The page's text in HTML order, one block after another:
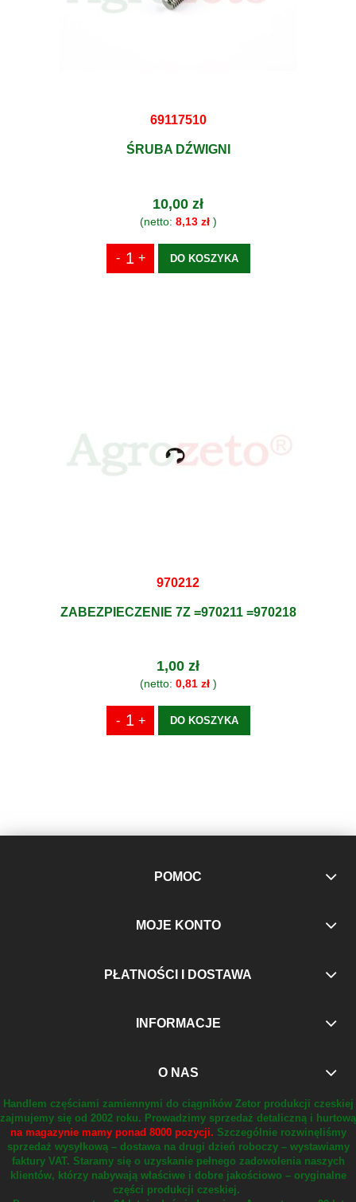
69117510
ŚRUBA DŹWIGNI
10,00 zł
(netto: 8,13 zł)
DO KOSZYKA
970212
ZABEZPIECZENIE 7Z =970211 =970218
1,00 zł
(netto: 0,81 zł)
DO KOSZYKA
POMOC
MOJE KONTO
PŁATNOŚCI I DOSTAWA
INFORMACJE
O NAS
Handlem częściami zamiennymi do ciągników Zetor produkcji czeskiej
zajmujemy się od 2002 roku. Prowadzimy sprzedaż detaliczną i hurtową
na magazynie mamy ponad 8000 pozycji. Szczególnie rozwinęliśmy
sprzedaż wysyłkową – dostawa na drugi dzień roboczy – wystawiamy
faktury VAT. Staramy się o uzyskanie pełnego zadowolenia naszych
klientów, którzy nabywają właściwe i dobre jakościowo – oryginalne
części produkcji czeskiej.